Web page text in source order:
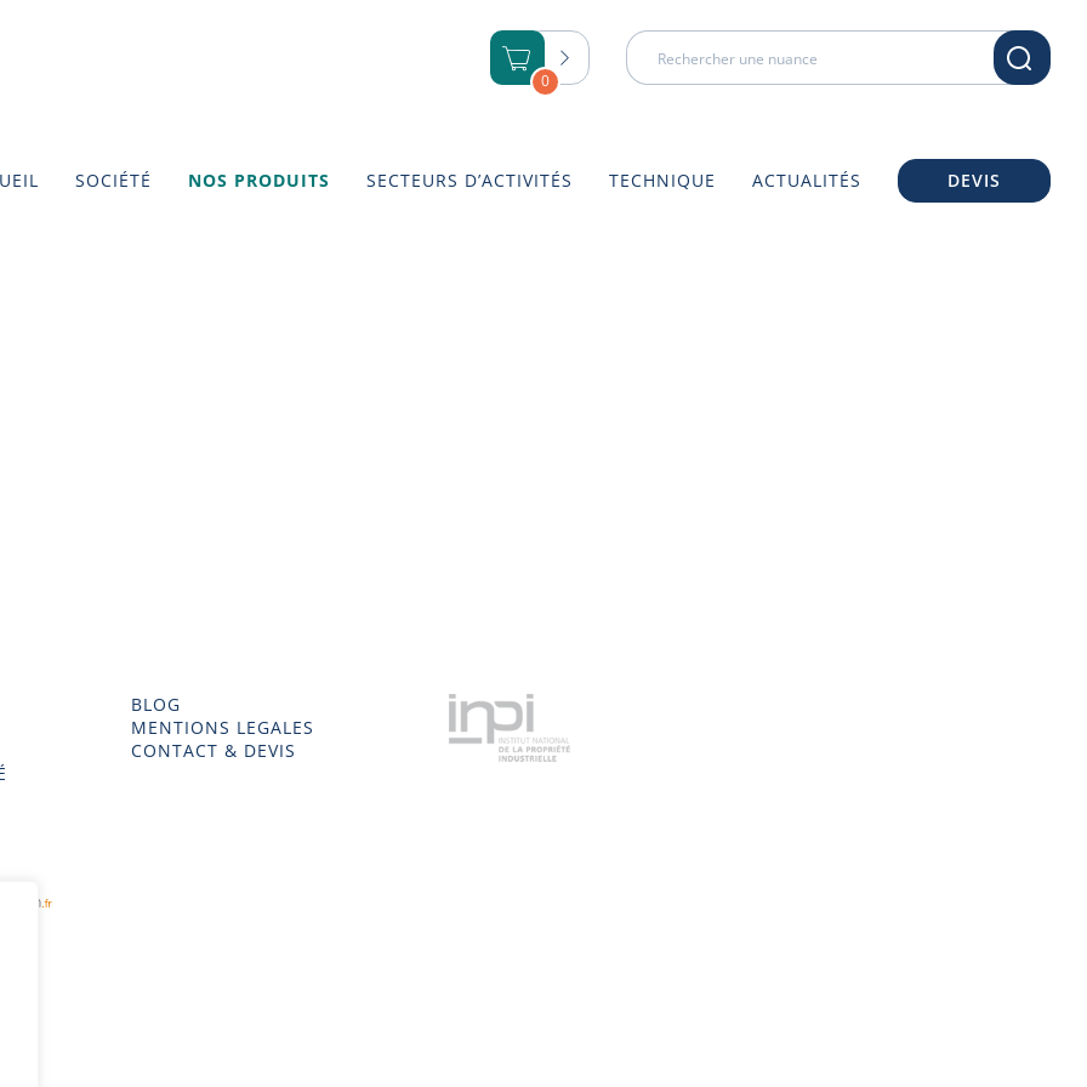
0
SOCIÉTÉ NOS PRODUITS SECTEURS D’ACTIVITÉS TECHNIQUE ACTUALITÉS DEVIS
BLOG
MENTIONS LEGALES
CONTACT & DEVIS